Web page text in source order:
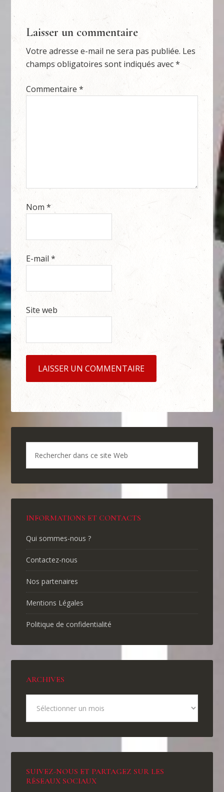
Laisser un commentaire
Votre adresse e-mail ne sera pas publiée. Les
champs obligatoires sont indiqués avec*
Commentaire*
Nom*
E-mail*
Site web
INFORMATIONS ET CONTACTS
Qui sommes-nous ?
Contactez-nous
Nos partenaires
Mentions Légales
Politique de confidentialité
ARCHIVES
SUIVEZ-NOUS ET PARTAGEZ SUR LES
RÉSEAUX SOCIAUX